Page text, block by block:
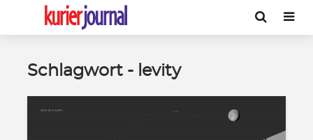
Schlagwort - levity